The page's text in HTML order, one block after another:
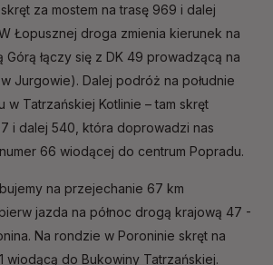
za mostem na trasę 969 i dalej
Łopusznej droga zmienia kierunek na
Górą łączy się z DK 49 prowadzącą na
Jurgowie). Dalej podróż na południe
Tatrzańskiej Kotlinie – tam skręt
i dalej 540, która doprowadzi nas
66 wiodącej do centrum Popradu.
na przejechanie 67 km
jazda na północ drogą krajową 47 -
Na rondzie w Poroninie skręt na
wiodącą do Bukowiny Tatrzańskiej.